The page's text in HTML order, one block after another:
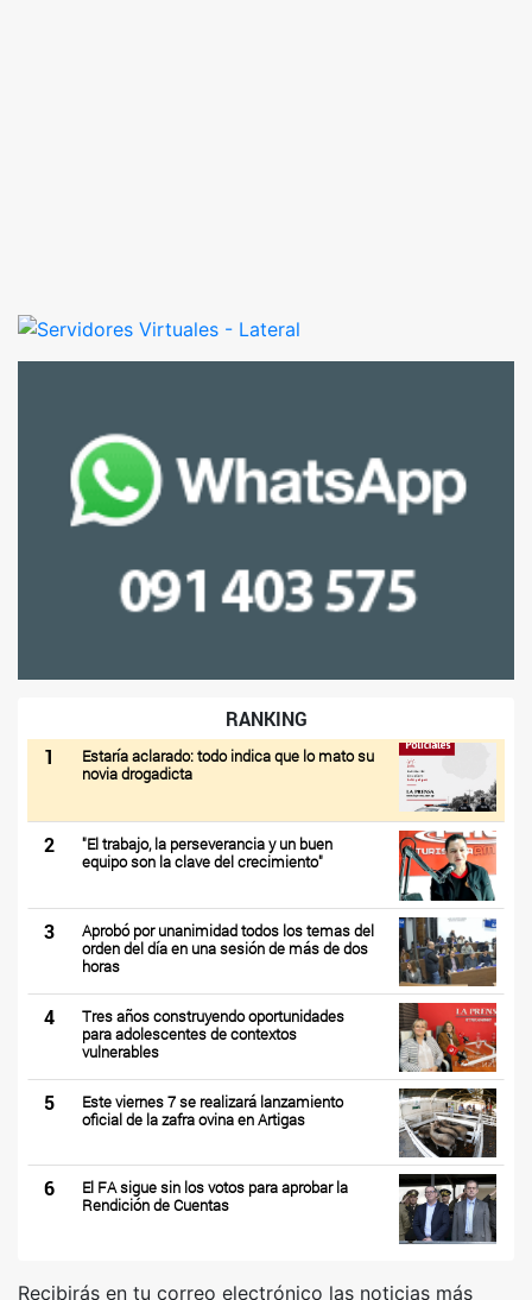
RANKING
1
Estaría aclarado: todo indica que lo mato su
novia drogadicta
2
"El trabajo, la perseverancia y un buen
equipo son la clave del crecimiento"
3
Aprobó por unanimidad todos los temas del
orden del día en una sesión de más de dos
horas
4
Tres años construyendo oportunidades
para adolescentes de contextos
vulnerables
5
Este viernes 7 se realizará lanzamiento
oficial de la zafra ovina en Artigas
6
El FA sigue sin los votos para aprobar la
Rendición de Cuentas
Recibirás en tu correo electrónico las noticias más